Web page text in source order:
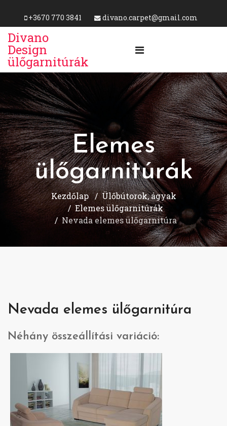
+3670 770 3841 divano.carpet@gmail.com
Divano
Design
ülőgarnitúrák
Elemes
ülőgarnitúrák
Kezdőlap
Ülőbútorok, ágyak
Elemes ülőgarnitúrák
Nevada elemes ülőgarnitúra
Nevada elemes ülőgarnitúra
Néhány összeállítási variáció: